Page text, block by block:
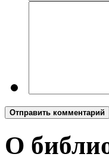
Отправить комментарий
О